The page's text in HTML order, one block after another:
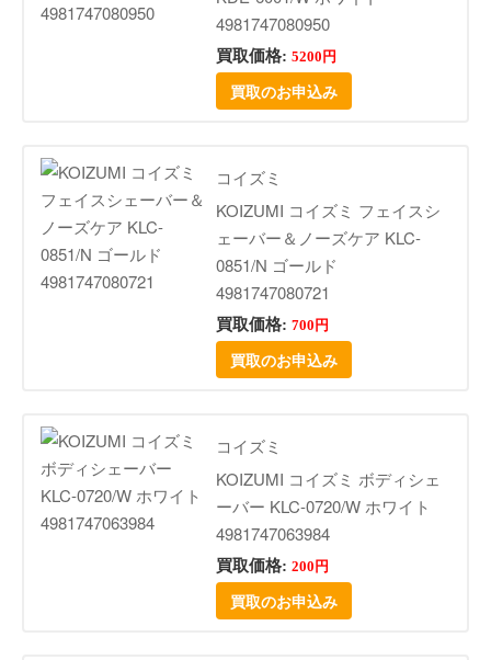
4981747080950
買取価格: 5200円
買取のお申込み
コイズミ
KOIZUMI コイズミ フェイスシ
ェーバー＆ノーズケア KLC-
0851/N ゴールド
4981747080721
買取価格: 700円
買取のお申込み
コイズミ
KOIZUMI コイズミ ボディシェ
ーバー KLC-0720/W ホワイト
4981747063984
買取価格: 200円
買取のお申込み